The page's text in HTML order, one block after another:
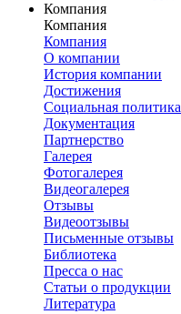
Компания
Компания
Компания
О компании
История компании
Достижения
Социальная политика
Документация
Партнерство
Галерея
Фотогалерея
Видеогалерея
Отзывы
Видеоотзывы
Письменные отзывы
Библиотека
Пресса о нас
Статьи о продукции
Литература